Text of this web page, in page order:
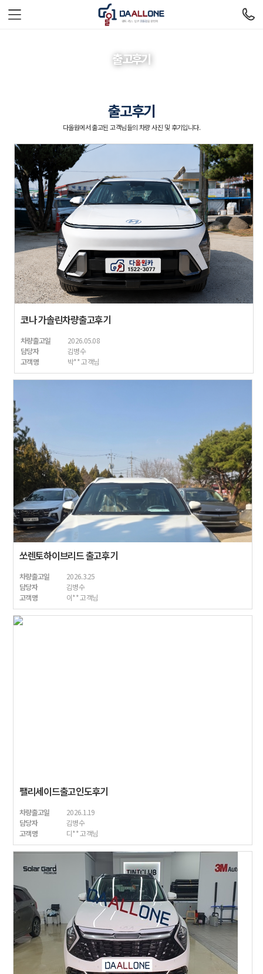
출고후기
출고후기
다올원에서 출고된 고객님들의 차량 사진 및 후기입니다.
코나 가솔린차량출고후기
차량출고일
2026.05.08
담당자
김병수
고객명
박** 고객님
쏘렌토하이브리드 출고후기
차량출고일
2026.3.25
담당자
김병수
고객명
이** 고객님
팰리세이드출고인도후기
차량출고일
2026.1.19
담당자
김병수
고객명
디** 고객님